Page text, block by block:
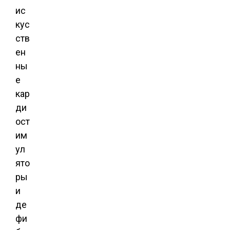
ис
кус
ств
ен
ны
е
кар
ди
ост
им
ул
ято
ры
и
де
фи